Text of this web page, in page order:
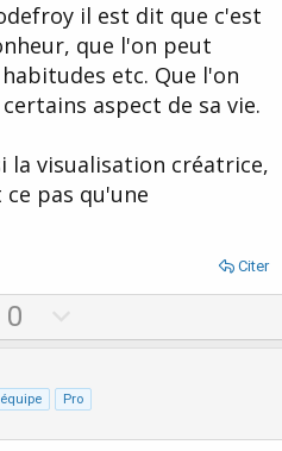
il est dit que c'est
que l'on peut
etc. Que l'on
aspect de sa vie.
la visualisation créatrice,
pas qu'une
Citer
0
o
n
Pro